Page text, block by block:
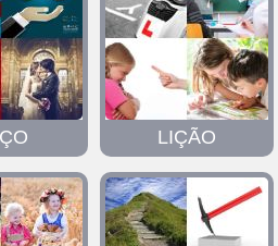
LIÇÃO